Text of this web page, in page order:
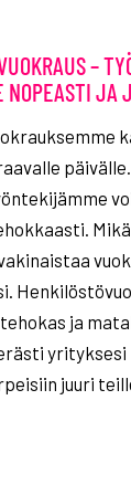
–
NOPEASTI JA
ja
yrityksesi
juuri